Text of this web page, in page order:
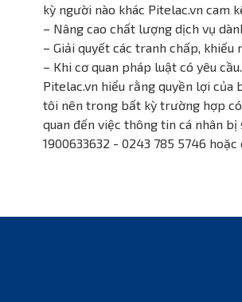
kỳ người nào khác Pitelac.vn cam
– Nâng cao chất lượng dịch vụ
– Giải quyết các tranh chấp,
– Khi cơ quan pháp luật có yêu cầu.
Pitelac.vn hiểu rằng quyền lợi
tôi nên trong bất kỳ trường hợp có
quan đến việc thông tin cá nhân
1900633632 - 0243 785 5746